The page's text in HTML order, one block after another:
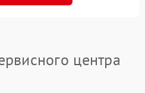
центра